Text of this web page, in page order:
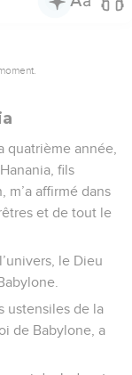
quatrième année,
fils
m’a affirmé dans
et de tout le
le Dieu
ustensiles de la
de Babylone, a